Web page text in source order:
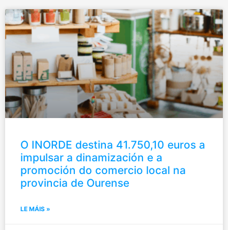
O INORDE destina 41.750,10 euros a
impulsar a dinamización e a
promoción do comercio local na
provincia de Ourense
LE MÁIS »